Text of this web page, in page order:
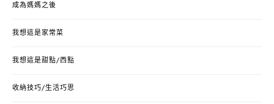
成為媽媽之後
我想這是家常菜
我想這是甜點/西點
收納技巧/生活巧思